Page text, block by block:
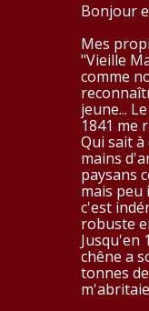
Bonjour
Mes
"Vieille
comme
jeune...
1841 me
Qui sait à
mains
paysans
mais peu
c'est
robuste
Jusqu'en
chêne a
tonnes